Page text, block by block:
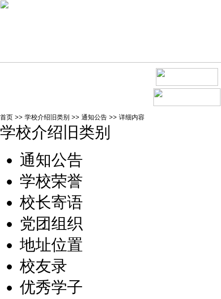
首页 >> 学校介绍旧类别 >> 通知公告 >> 详细内容
学校介绍旧类别
通知公告
学校荣誉
校长寄语
党团组织
地址位置
校友录
优秀学子